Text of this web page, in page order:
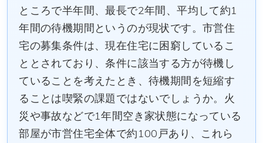
ところで半年間、最長で2年間、平均して約1
年間の待機期間というのが現状です。市営住
宅の募集条件は、現在住宅に困窮しているこ
ととされており、条件に該当する方が待機し
ていることを考えたとき、待機期間を短縮す
ることは喫緊の課題ではないでしょうか。火
災や事故などで1年間空き家状態になっている
部屋が市営住宅全体で約100戸あり、これら